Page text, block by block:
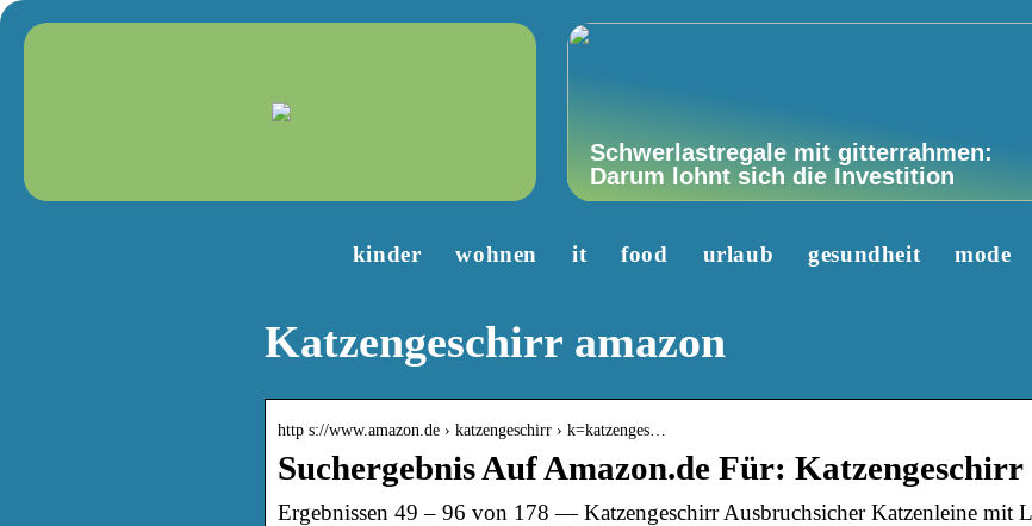
Schwerlastregale mit gitterrahmen:
Darum lohnt sich die Investition
kinder wohnen it food urlaub gesundheit mode
Katzengeschirr amazon
http s://www.amazon.de › katzengeschirr › k=katzenges…
Suchergebnis Auf Amazon.de Für: Katzengeschirr
Ergebnissen 49 – 96 von 178 — Katzengeschirr Ausbruchsicher Katzenleine mit